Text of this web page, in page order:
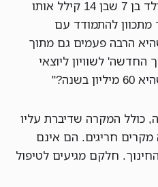
נגד ילד בן 7 שבן 14 קילל אותו
מתכוון להתמודד עם
הרבה פעמים גם מתוך
החדשה' לשוויון ליוצאי
כולל המקרה שדיברת עליו
מקרים חריגים. הם אינם
חלקם מגיעים לטיפול